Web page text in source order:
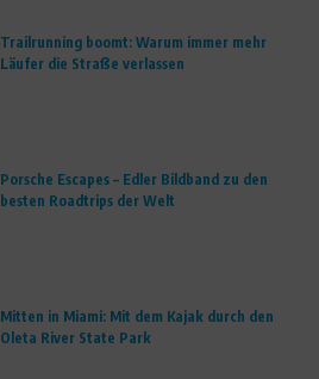
Trailrunning boomt: Warum immer mehr
Läufer die Straße verlassen
Porsche Escapes – Edler Bildband zu den
besten Roadtrips der Welt
Mitten in Miami: Mit dem Kajak durch den
Oleta River State Park